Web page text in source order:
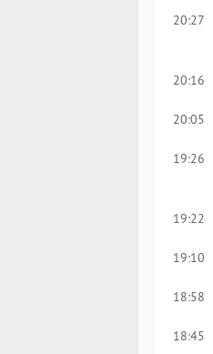
20:27
20:16
20:05
19:26
19:22
19:10
18:58
18:45